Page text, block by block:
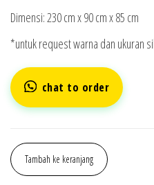
Dimensi: 230 cm x 90 cm x 85 cm
*untuk request warna dan ukuran
chat to order
Tambah ke keranjang